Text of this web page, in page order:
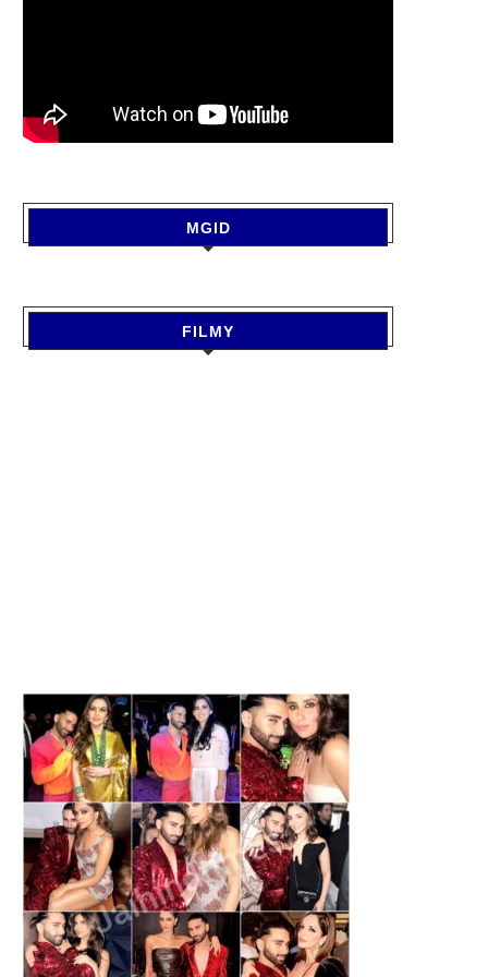
OTT RELEASE:
क्राइम थ्रिलर का OTT पर...
June 30, 2026
MAHARASHTRA NEWS :
सड़क हादसा, 11...
MGID
FILMY